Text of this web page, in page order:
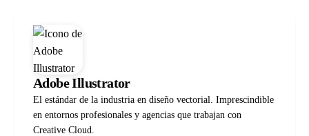
Adobe Illustrator
El estándar de la industria en diseño vectorial. Imprescindible
en entornos profesionales y agencias que trabajan con
Creative Cloud.